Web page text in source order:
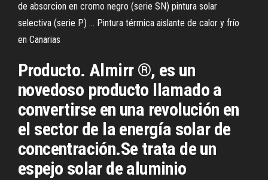
de absorcion en cromo negro (serie SN) pintura solar
selectiva (serie P) ... Pintura térmica aislante de calor y frío
en Canarias
Producto. Almirr ®, es un
novedoso producto llamado a
convertirse en una revolución en
el sector de la energía solar de
concentración.Se trata de un
espejo solar de aluminio